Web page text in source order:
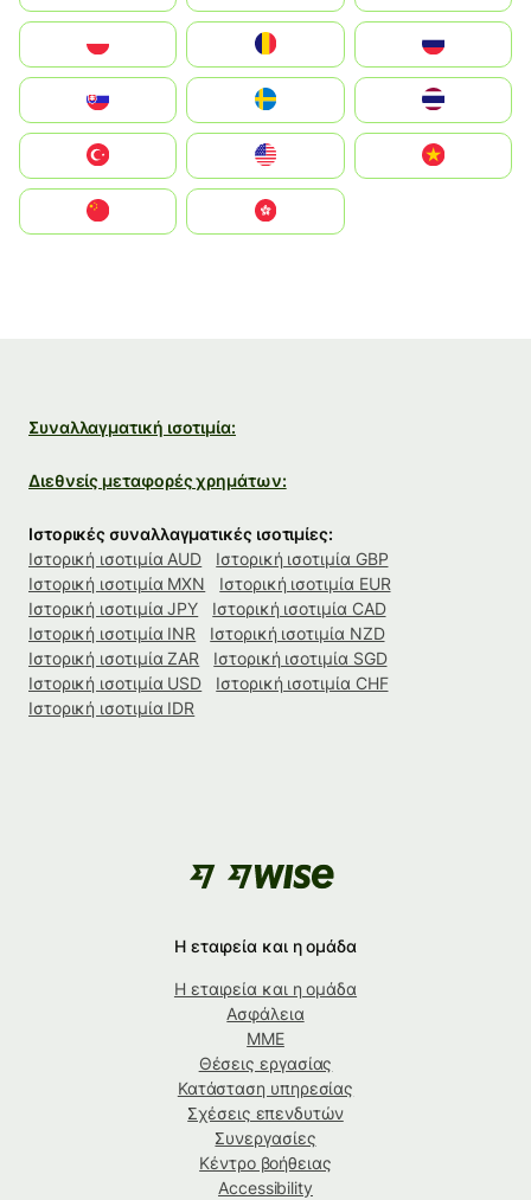
United States
中國香港特別行政區
Συναλλαγματική ισοτιμία:
Διεθνείς μεταφορές χρημάτων:
Ιστορικές συναλλαγματικές ισοτιμίες:
Ιστορική ισοτιμία AUD
Ιστορική ισοτιμία GBP
Ιστορική ισοτιμία MXN
Ιστορική ισοτιμία EUR
Ιστορική ισοτιμία JPY
Ιστορική ισοτιμία CAD
Ιστορική ισοτιμία INR
Ιστορική ισοτιμία NZD
Ιστορική ισοτιμία ZAR
Ιστορική ισοτιμία SGD
Ιστορική ισοτιμία USD
Ιστορική ισοτιμία CHF
Ιστορική ισοτιμία IDR
Η εταιρεία και η ομάδα
Η εταιρεία και η ομάδα
Ασφάλεια
ΜΜΕ
Θέσεις εργασίας
Κατάσταση υπηρεσίας
Σχέσεις επενδυτών
Συνεργασίες
Κέντρο βοήθειας
Accessibility